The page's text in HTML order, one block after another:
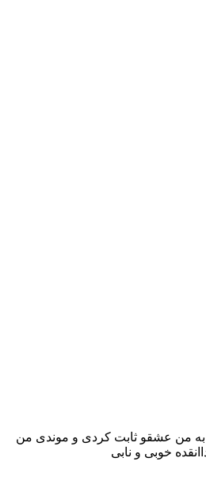
به من عشقو ثابت کردی و موندی من
خوبی و نابی